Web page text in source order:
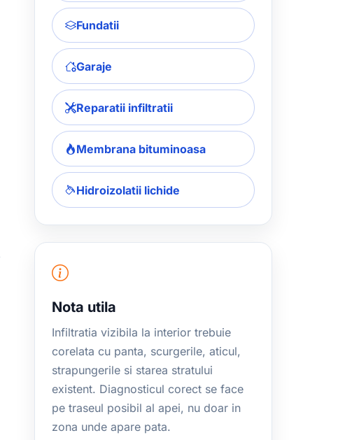
Fundatii
Garaje
Reparatii infiltratii
Membrana bituminoasa
Hidroizolatii lichide
Nota utila
Infiltratia vizibila la interior trebuie
corelata cu panta, scurgerile, aticul,
strapungerile si starea stratului
existent. Diagnosticul corect se face
pe traseul posibil al apei, nu doar in
zona unde apare pata.